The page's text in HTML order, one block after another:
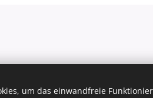
um das einwandfreie